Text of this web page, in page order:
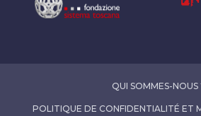
QUI SOMMES-NOUS
POLITIQUE DE CONFIDENTIALITÉ ET